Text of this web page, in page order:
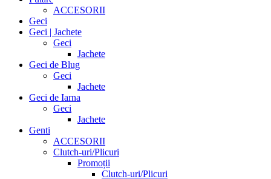
ACCESORII
Geci
Geci | Jachete
Geci
Jachete
Geci de Blug
Geci
Jachete
Geci de Iarna
Geci
Jachete
Genti
ACCESORII
Clutch-uri/Plicuri
Promoții
Clutch-uri/Plicuri